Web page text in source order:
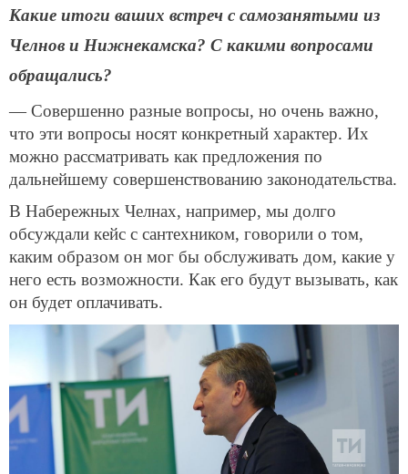
Какие итоги ваших встреч с самозанятыми из
Челнов и Нижнекамска? С какими вопросами
обращались?
— Совершенно разные вопросы, но очень важно,
что эти вопросы носят конкретный характер. Их
можно рассматривать как предложения по
дальнейшему совершенствованию законодательства.
В Набережных Челнах, например, мы долго
обсуждали кейс с сантехником, говорили о том,
каким образом он мог бы обслуживать дом, какие у
него есть возможности. Как его будут вызывать, как
он будет оплачивать.